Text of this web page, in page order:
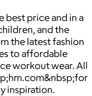
best price and in a
and the
the latest fashion
to affordable
workout wear. All
inspiration.